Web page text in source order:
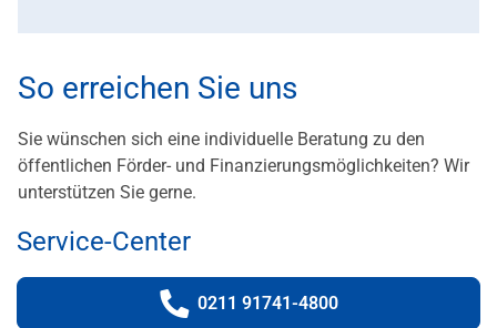
So erreichen Sie uns
Sie wünschen sich eine individuelle Beratung zu den
öffentlichen Förder- und Finanzierungsmöglichkeiten? Wir
unterstützen Sie gerne.
Service-Center
Telefonnummer:
0211 91741-4800